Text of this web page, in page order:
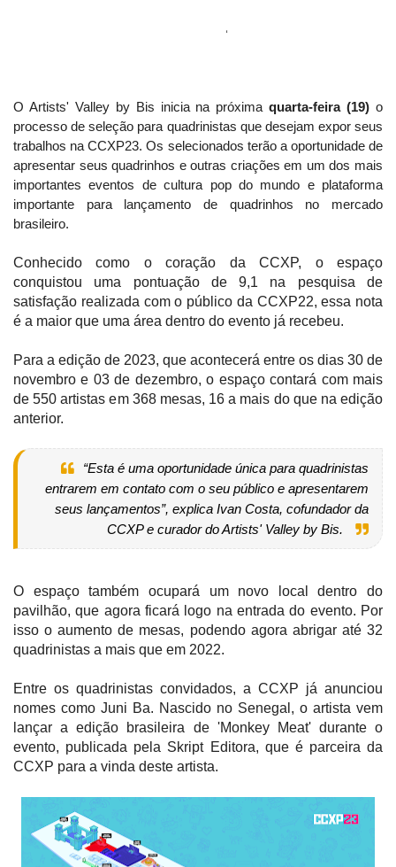
O Artists' Valley by Bis inicia na próximaquarta-feira (19) o
processo de seleção para quadrinistas que desejam expor seus
trabalhos na CCXP23. Os selecionados terão a oportunidade de
apresentar seus quadrinhos e outras criações em um dos mais
importantes eventos de cultura pop do mundo e plataforma
importante para lançamento de quadrinhos no mercado
brasileiro.
Conhecido como o coração da CCXP, o espaço
conquistou uma pontuação de 9,1 na pesquisa de
satisfação realizada com o público da CCXP22, essa nota
é a maior que uma área dentro do evento já recebeu.
Para a edição de 2023, que acontecerá entre os dias 30 de
novembro e 03 de dezembro, o espaço contará com mais
de 550 artistas em 368 mesas, 16 a mais do que na edição
anterior.
“Esta é uma oportunidade única para quadrinistas
entrarem em contato com o seu público e apresentarem
seus lançamentos”, explica Ivan Costa, cofundador da
CCXP e curador do Artists' Valley by Bis.
O espaço também ocupará um novo local dentro do
pavilhão, que agora ficará logo na entrada do evento. Por
isso o aumento de mesas, podendo agora abrigar até 32
quadrinistas a mais que em 2022.
Entre os quadrinistas convidados, a CCXP já anunciou
nomes como Juni Ba. Nascido no Senegal, o artista vem
lançar a edição brasileira de 'Monkey Meat' durante o
evento, publicada pela Skript Editora, que é parceira da
CCXP para a vinda deste artista.